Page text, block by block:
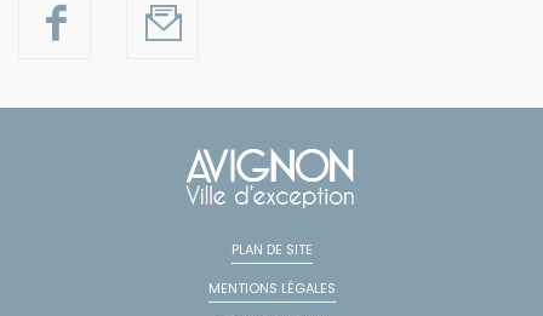
PLAN DE SITE
MENTIONS LÉGALES